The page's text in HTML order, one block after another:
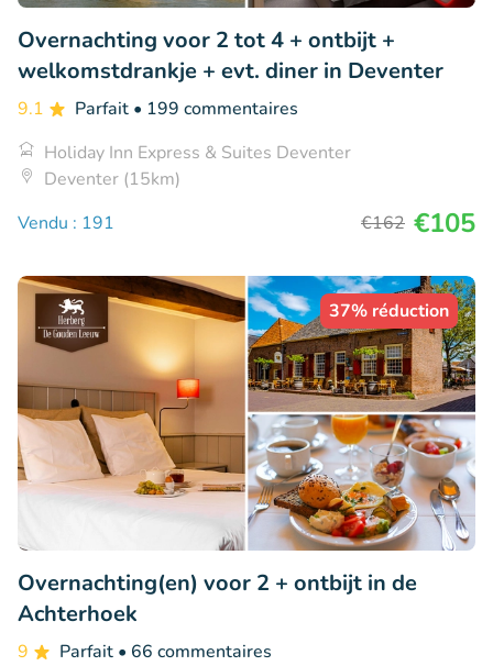
Overnachting voor 2 tot 4 + ontbijt +
welkomstdrankje + evt. diner in Deventer
9.1 Parfait • 199 commentaires
Holiday Inn Express & Suites Deventer
Deventer (15km)
Vendu : 191
€162 €105
37% réduction
Overnachting(en) voor 2 + ontbijt in de
Achterhoek
9 Parfait • 66 commentaires